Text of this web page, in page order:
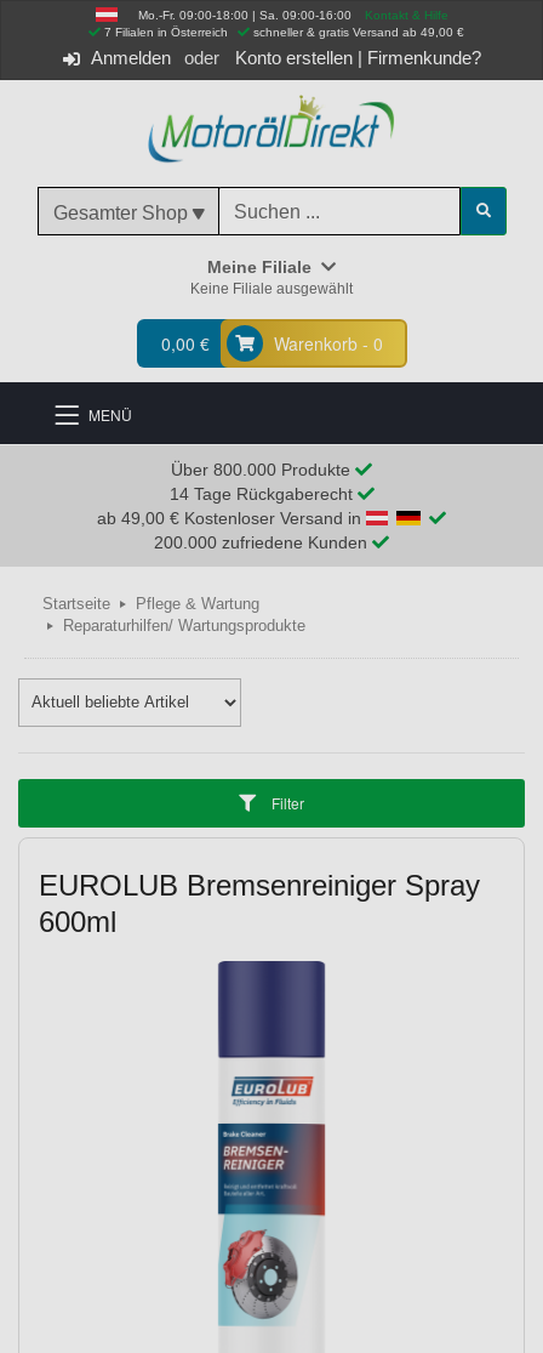
Mo.-Fr. 09:00-18:00 | Sa. 09:00-16:00
Kontakt & Hilfe
7 Filialen in Österreich
schneller & gratis Versand ab 49,00 €
Anmelden Konto erstellen| Firmenkunde?
Gesamter Shop
Meine Filiale
Keine Filiale ausgewählt
0,00 € Warenkorb - 0
MENÜ
Über 800.000 Produkte
14 Tage Rückgaberecht
ab 49,00 € Kostenloser Versand in
200.000 zufriedene Kunden
Startseite
Pflege & Wartung
Reparaturhilfen/ Wartungsprodukte
Filter
EUROLUB Bremsenreiniger Spray
600ml